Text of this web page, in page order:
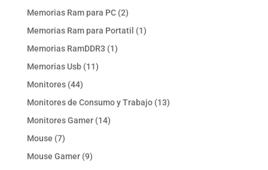
producto
Memorias Ram para PC 22
productos
Memorias Ram para Portatil 11
Memorias RamDDR3 11
Memorias Usb 1111
Monitores 4444
productos
Monitores de Consumo y Trabajo 1313
Monitores Gamer 1414
Mouse 77
productos
Mouse Gamer 99